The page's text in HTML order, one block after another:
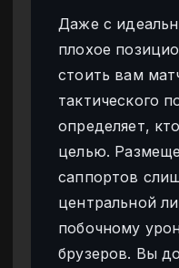
Даже с
плохое
стоить вам
тактического
определяет,
целью.
саппортов
центральной
побочному
брузеров. Вы